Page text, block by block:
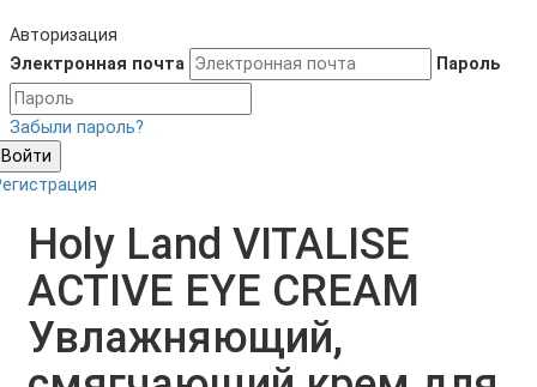
Авторизация
Электронная почта
Пароль
Забыли пароль?
Войти
Holy Land VITALISE
ACTIVE EYE CREAM
Увлажняющий,